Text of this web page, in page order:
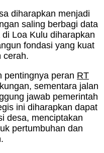
diharapkan menjadi
saling berbagi data
Loa Kulu diharapkan
fondasi yang kuat
cerah.
pentingnya peran RT
sementara jalan
jawab pemerintah
ini diharapkan dapat
desa, menciptakan
pertumbuhan dan